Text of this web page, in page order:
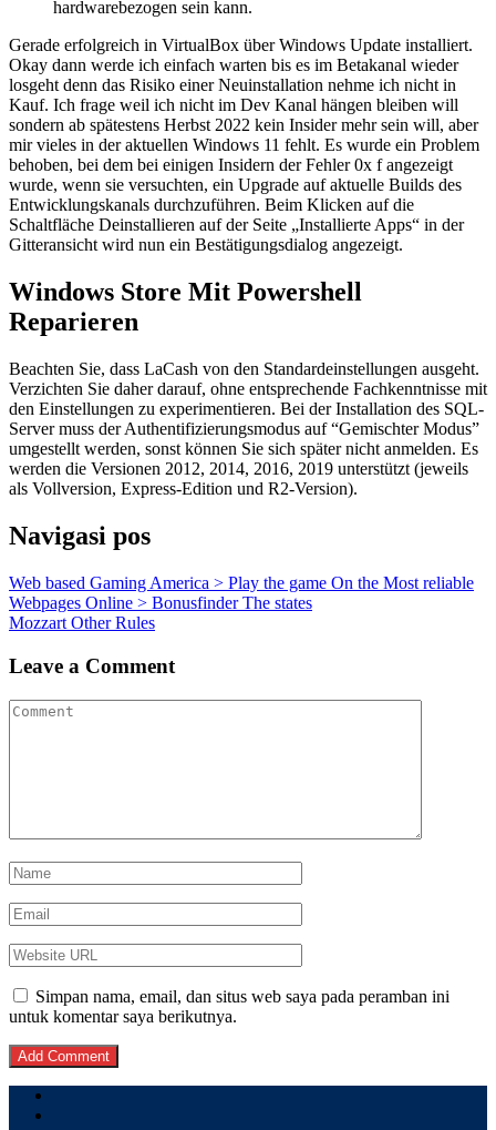
hardwarebezogen sein kann.
Gerade erfolgreich in VirtualBox über Windows Update installiert.
Okay dann werde ich einfach warten bis es im Betakanal wieder
losgeht denn das Risiko einer Neuinstallation nehme ich nicht in
Kauf. Ich frage weil ich nicht im Dev Kanal hängen bleiben will
sondern ab spätestens Herbst 2022 kein Insider mehr sein will, aber
mir vieles in der aktuellen Windows 11 fehlt. Es wurde ein Problem
behoben, bei dem bei einigen Insidern der Fehler 0x f angezeigt
wurde, wenn sie versuchten, ein Upgrade auf aktuelle Builds des
Entwicklungskanals durchzuführen. Beim Klicken auf die
Schaltfläche Deinstallieren auf der Seite „Installierte Apps“ in der
Gitteransicht wird nun ein Bestätigungsdialog angezeigt.
Windows Store Mit Powershell
Reparieren
Beachten Sie, dass LaCash von den Standardeinstellungen ausgeht.
Verzichten Sie daher darauf, ohne entsprechende Fachkenntnisse mit
den Einstellungen zu experimentieren. Bei der Installation des SQL-
Server muss der Authentifizierungsmodus auf “Gemischter Modus”
umgestellt werden, sonst können Sie sich später nicht anmelden. Es
werden die Versionen 2012, 2014, 2016, 2019 unterstützt (jeweils
als Vollversion, Express-Edition und R2-Version).
Navigasi pos
Web based Gaming America > Play the game On the Most reliable
Webpages Online > Bonusfinder The states
Mozzart Other Rules
Leave a Comment
Simpan nama, email, dan situs web saya pada peramban ini
untuk komentar saya berikutnya.